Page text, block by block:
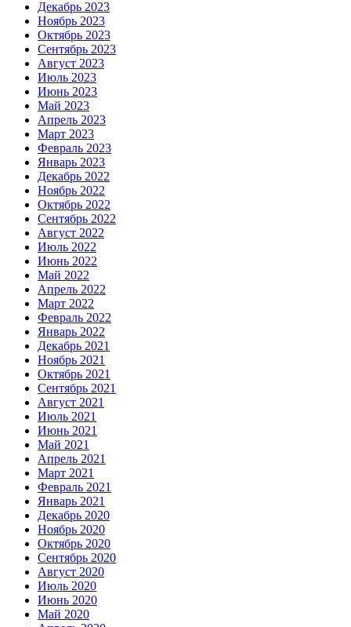
Декабрь 2023
Ноябрь 2023
Октябрь 2023
Сентябрь 2023
Август 2023
Июль 2023
Июнь 2023
Май 2023
Апрель 2023
Март 2023
Февраль 2023
Январь 2023
Декабрь 2022
Ноябрь 2022
Октябрь 2022
Сентябрь 2022
Август 2022
Июль 2022
Июнь 2022
Май 2022
Апрель 2022
Март 2022
Февраль 2022
Январь 2022
Декабрь 2021
Ноябрь 2021
Октябрь 2021
Сентябрь 2021
Август 2021
Июль 2021
Июнь 2021
Май 2021
Апрель 2021
Март 2021
Февраль 2021
Январь 2021
Декабрь 2020
Ноябрь 2020
Октябрь 2020
Сентябрь 2020
Август 2020
Июль 2020
Июнь 2020
Май 2020